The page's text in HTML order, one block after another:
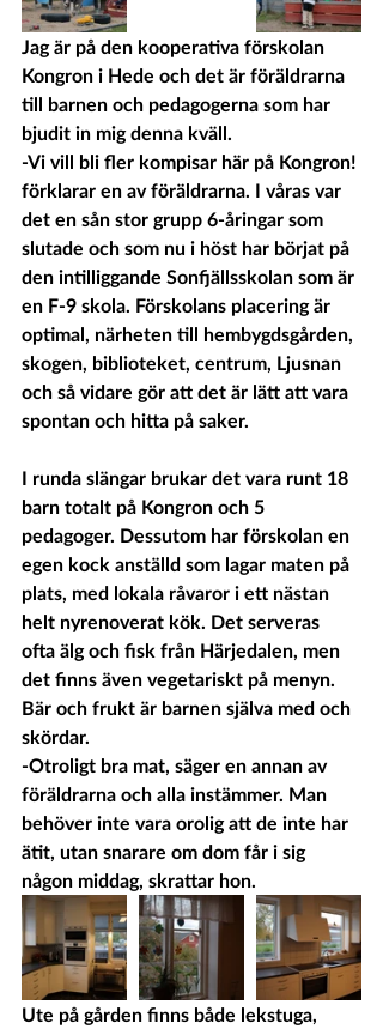
Jag är på den kooperativa förskolan
Kongron i Hede och det är föräldrarna
till barnen och pedagogerna som har
bjudit in mig denna kväll.
-Vi vill bli fler kompisar här på Kongron!
förklarar en av föräldrarna. I våras var
det en sån stor grupp 6-åringar som
slutade och som nu i höst har börjat på
den intilliggande Sonfjällsskolan som är
en F-9 skola. Förskolans placering är
optimal, närheten till hembygdsgården,
skogen, biblioteket, centrum, Ljusnan
och så vidare gör att det är lätt att vara
spontan och hitta på saker.
I runda slängar brukar det vara runt 18
barn totalt på Kongron och 5
pedagoger. Dessutom har förskolan en
egen kock anställd som lagar maten på
plats, med lokala råvaror i ett nästan
helt nyrenoverat kök. Det serveras
ofta älg och fisk från Härjedalen, men
det finns även vegetariskt på menyn.
Bär och frukt är barnen själva med och
skördar.
-Otroligt bra mat, säger en annan av
föräldrarna och alla instämmer. Man
behöver inte vara orolig att de inte har
ätit, utan snarare om dom får i sig
någon middag, skrattar hon.
Ute på gården finns både lekstuga,